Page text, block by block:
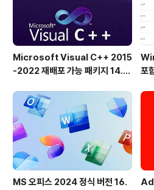
Microsoft Visual C++ 2015
-2022 재배포 가능 패키지 14.5
포
출시
MS 오피스 2024 정식 버전 16.